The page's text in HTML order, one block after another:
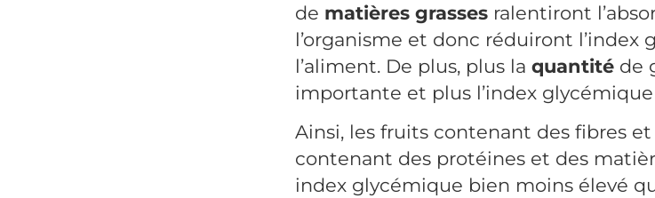
de matières grassesralentiront
l’organisme et donc réduiront l’index
l’aliment. De plus, plus la quantitéde
importante et plus l’index glycémique
Ainsi, les fruits contenant des fibres
contenant des protéines et des
index glycémique bien moins élevé